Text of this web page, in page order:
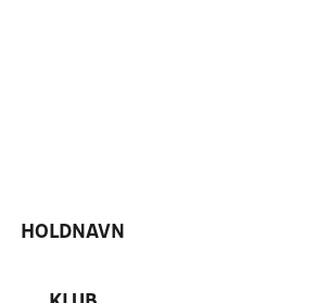
HOLDNAVN